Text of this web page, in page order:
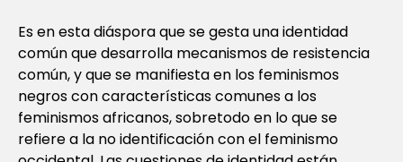
Es en esta diáspora que se gesta una identidad
común que desarrolla mecanismos de resistencia
común, y que se manifiesta en los feminismos
negros con características comunes a los
feminismos africanos, sobretodo en lo que se
refiere a la no identificación con el feminismo